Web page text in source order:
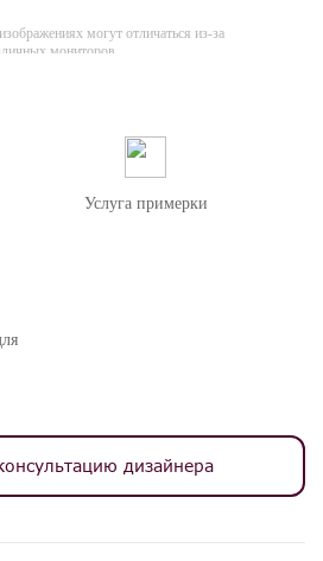
могут отличаться из-за
мониторов.
Услуга примерки
дизайнера